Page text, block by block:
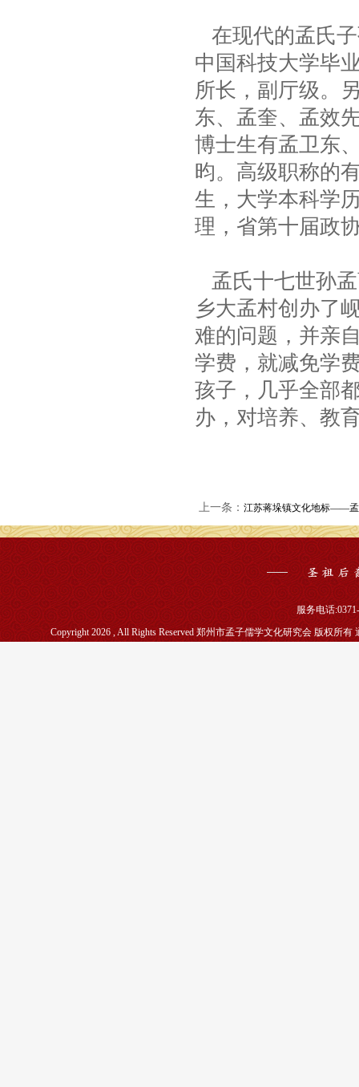
在现代的孟氏
中国科技大学毕
所长，副厅级。
东、孟奎、孟效
博士生有孟卫东
昀。高级职称的
生，大学本科学
理，省第十届政
孟氏十七世孙
乡大孟村创办了
难的问题，并亲
学费，就减免学
孩子，几乎全部
办，对培养、教
上一条： 江苏蒋垛镇文化地标——
服务电话
Copyright 2026 , All Rights Reserved 郑州市孟子儒学文化研究会 版权所